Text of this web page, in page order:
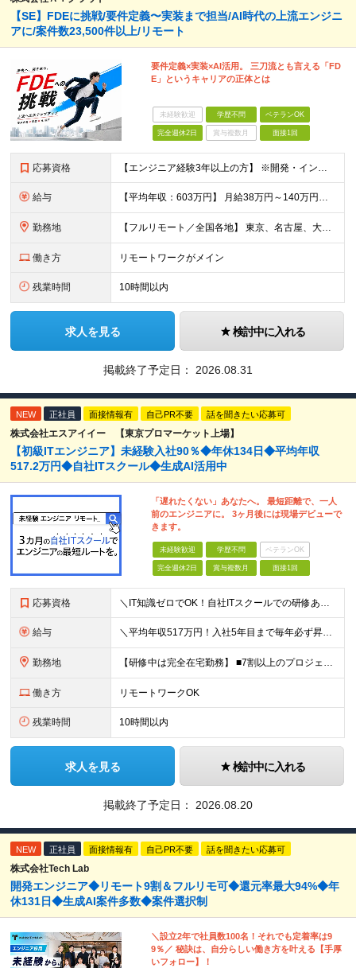
【SE】FDEに挑戦/要件定義〜実装まで担当/AI時代の上流エンジニ
アに/案件数23,500件以上/リモート
要件定義×実装×AI活用。 三刀流とも言える「FD
E」というキャリアの正体とは
未経験歓迎 学歴不問 ベテランOK
完全週休2日 賞与複数月 面接1回
応募資格 【エンジニア経験3年以上の方】 ※開発・インフラ・工程・言語一切不問 ※文理・学歴不問 【歓迎条件】 ◆Python実務経験がある方 ◆LLM・生成AIを使った開発経験がある方 ◆要件定義・顧客折衝
給与 【平均年収：603万円】 月給38万円～140万円＋諸手当（経験者） 【平均年収603万円】 ※案件の契約内容や昇給額などはすべて開示します。 ※経験や能力を考慮し決定します。 ※月給には固定残業
勤務地 【フルリモート／全国各地】 東京、名古屋、大阪、福岡を中心とした全国のプロジェクトにアサイン。 ※プロジェクトは完全選択制です。 ※フルリモート、ハイブリッド型、常駐案件から自由に選択可能です。 ※転
働き方 リモートワークがメイン
残業時間 10時間以内
求人を見る 検討中に入れる
掲載終了予定日： 2026.08.31
NEW 正社員 面接情報有 自己PR不要 話を聞きたい応募可
株式会社エスアイイー 【東京プロマーケット上場】
【初級ITエンジニア】未経験入社90％◆年休134日◆平均年収
517.2万円◆自社ITスクール◆生成AI活用中
「遅れたくない」あなたへ。 最短距離で、一人
前のエンジニアに。 3ヶ月後には現場デビューで
きます。
未経験歓迎 学歴不問 ベテランOK
完全週休2日 賞与複数月 面接1回
応募資格 ＼IT知識ゼロでOK！自社ITスクールでの研修あり／ ■完全未経験OK(文系出身70％) ■第二新卒歓迎 ■学歴不問 └社会人未経験の方も歓迎します！ 5名以上の採用を予定しているので、同期と入社も
給与 ＼平均年収517万円！入社5年目まで毎年必ず昇給／ ■賞与年3回 ■年収800万円以上も可 ■入社3年以上の平均年収469.2万円 月給23万2000円以上＋賞与年3回＋各種手当 ☆入社5年目まで最
勤務地 【研修中は完全在宅勤務】 ■7割以上のプロジェクトでリモートワークを導入 ■フルリモートもあり ■一都三県のプロジェクト先 ■転居を伴う転勤なし ＜プロジェクト先＞ 東京・神奈川・千葉・埼玉でのプロ
働き方 リモートワークOK
残業時間 10時間以内
求人を見る 検討中に入れる
掲載終了予定日： 2026.08.20
NEW 正社員 面接情報有 自己PR不要 話を聞きたい応募可
株式会社Tech Lab
開発エンジニア◆リモート9割＆フルリモ可◆還元率最大94%◆年
休131日◆生成AI案件多数◆案件選択制
＼設立2年で社員数100名！それでも定着率は9
9％／ 秘訣は、自分らしい働き方を叶える【手厚
いフォロー】！